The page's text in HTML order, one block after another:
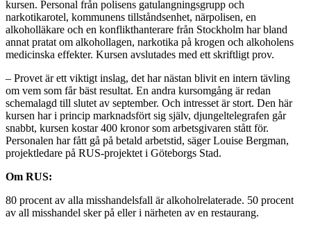
kursen. Personal från polisens gatulangningsgrupp och
narkotikarotel, kommunens tillståndsenhet, närpolisen, en
alkoholläkare och en konflikthanterare från Stockholm har bland
annat pratat om alkohollagen, narkotika på krogen och alkoholens
medicinska effekter. Kursen avslutades med ett skriftligt prov.
– Provet är ett viktigt inslag, det har nästan blivit en intern tävling
om vem som får bäst resultat. En andra kursomgång är redan
schemalagd till slutet av september. Och intresset är stort. Den här
kursen har i princip marknadsfört sig själv, djungeltelegrafen går
snabbt, kursen kostar 400 kronor som arbetsgivaren stått för.
Personalen har fått gå på betald arbetstid, säger Louise Bergman,
projektledare på RUS-projektet i Göteborgs Stad.
Om RUS:
80 procent av alla misshandelsfall är alkoholrelaterade. 50 procent
av all misshandel sker på eller i närheten av en restaurang.